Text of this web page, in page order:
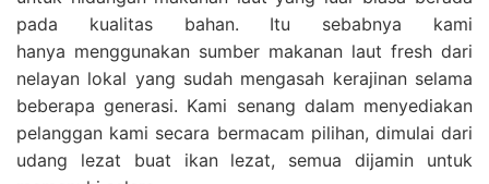
pada kualitas bahan. Itu sebabnya kami
hanya menggunakan sumber makanan laut fresh dari
nelayan lokal yang sudah mengasah kerajinan selama
beberapa generasi. Kami senang dalam menyediakan
pelanggan kami secara bermacam pilihan, dimulai dari
udang lezat buat ikan lezat, semua dijamin untuk